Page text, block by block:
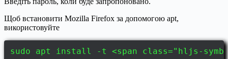
Щоб встановити Mozilla Firefox за допомогою apt,
використовуйте
sudo apt install -t <span class="hljs-